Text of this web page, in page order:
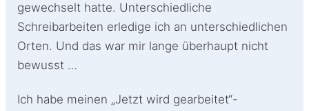
gewechselt hatte. Unterschiedliche
Schreibarbeiten erledige ich an unterschiedlichen
Orten. Und das war mir lange überhaupt nicht
bewusst …
Ich habe meinen „Jetzt wird gearbeitet“-